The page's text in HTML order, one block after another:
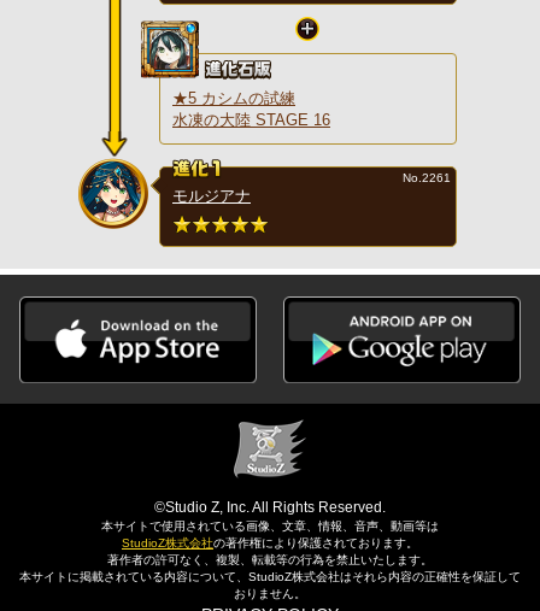
★5 カシムの試練
水凍の大陸 STAGE 16
モルジアナ
No.2261
©Studio Z, Inc. All Rights Reserved.
本サイトで使用されている画像、文章、情報、音声、動画等は
StudioZ株式会社の著作権により保護されております。
著作者の許可なく、複製、転載等の行為を禁止いたします。
本サイトに掲載されている内容について、StudioZ株式会社はそれら内容の正確性を保証して
おりません。